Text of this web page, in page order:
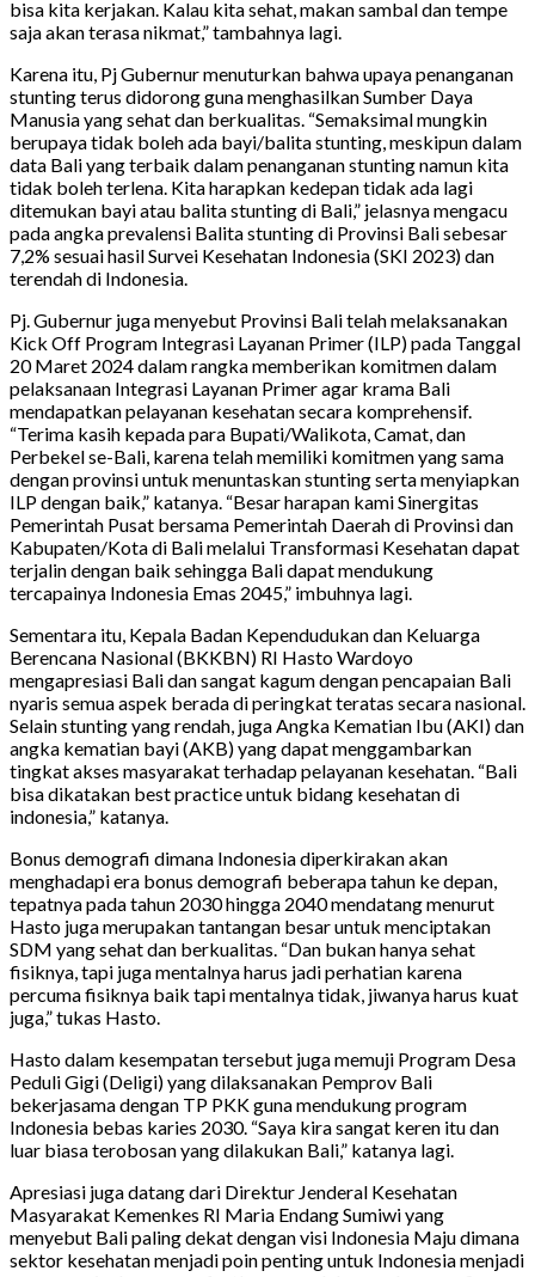
bisa kita kerjakan. Kalau kita sehat, makan sambal dan tempe
saja akan terasa nikmat,” tambahnya lagi.
Karena itu, Pj Gubernur menuturkan bahwa upaya penanganan
stunting terus didorong guna menghasilkan Sumber Daya
Manusia yang sehat dan berkualitas. “Semaksimal mungkin
berupaya tidak boleh ada bayi/balita stunting, meskipun dalam
data Bali yang terbaik dalam penanganan stunting namun kita
tidak boleh terlena. Kita harapkan kedepan tidak ada lagi
ditemukan bayi atau balita stunting di Bali,” jelasnya mengacu
pada angka prevalensi Balita stunting di Provinsi Bali sebesar
7,2% sesuai hasil Survei Kesehatan Indonesia (SKI 2023) dan
terendah di Indonesia.
Pj. Gubernur juga menyebut Provinsi Bali telah melaksanakan
Kick Off Program Integrasi Layanan Primer (ILP) pada Tanggal
20 Maret 2024 dalam rangka memberikan komitmen dalam
pelaksanaan Integrasi Layanan Primer agar krama Bali
mendapatkan pelayanan kesehatan secara komprehensif.
“Terima kasih kepada para Bupati/Walikota, Camat, dan
Perbekel se-Bali, karena telah memiliki komitmen yang sama
dengan provinsi untuk menuntaskan stunting serta menyiapkan
ILP dengan baik,” katanya. “Besar harapan kami Sinergitas
Pemerintah Pusat bersama Pemerintah Daerah di Provinsi dan
Kabupaten/Kota di Bali melalui Transformasi Kesehatan dapat
terjalin dengan baik sehingga Bali dapat mendukung
tercapainya Indonesia Emas 2045,” imbuhnya lagi.
Sementara itu, Kepala Badan Kependudukan dan Keluarga
Berencana Nasional (BKKBN) RI Hasto Wardoyo
mengapresiasi Bali dan sangat kagum dengan pencapaian Bali
nyaris semua aspek berada di peringkat teratas secara nasional.
Selain stunting yang rendah, juga Angka Kematian Ibu (AKI) dan
angka kematian bayi (AKB) yang dapat menggambarkan
tingkat akses masyarakat terhadap pelayanan kesehatan. “Bali
bisa dikatakan best practice untuk bidang kesehatan di
indonesia,” katanya.
Bonus demografi dimana Indonesia diperkirakan akan
menghadapi era bonus demografi beberapa tahun ke depan,
tepatnya pada tahun 2030 hingga 2040 mendatang menurut
Hasto juga merupakan tantangan besar untuk menciptakan
SDM yang sehat dan berkualitas. “Dan bukan hanya sehat
fisiknya, tapi juga mentalnya harus jadi perhatian karena
percuma fisiknya baik tapi mentalnya tidak, jiwanya harus kuat
juga,” tukas Hasto.
Hasto dalam kesempatan tersebut juga memuji Program Desa
Peduli Gigi (Deligi) yang dilaksanakan Pemprov Bali
bekerjasama dengan TP PKK guna mendukung program
Indonesia bebas karies 2030. “Saya kira sangat keren itu dan
luar biasa terobosan yang dilakukan Bali,” katanya lagi.
Apresiasi juga datang dari Direktur Jenderal Kesehatan
Masyarakat Kemenkes RI Maria Endang Sumiwi yang
menyebut Bali paling dekat dengan visi Indonesia Maju dimana
sektor kesehatan menjadi poin penting untuk Indonesia menjadi